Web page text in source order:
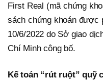
First Real (mã chứng
sách chứng khoán được
10/6/2022 do Sở giao
Chí Minh công bố.
Kế toán “rút ruột” quỹ